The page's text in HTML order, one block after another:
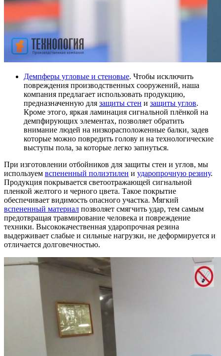
Демпферы угловые и стеновые. Чтобы исключить
повреждения производственных сооружений, наша
компания предлагает использовать продукцию,
предназначенную для защиты стен и защиты углов.
Кроме этого, яркая ламинация сигнальной плёнкой на
демпфирующих элементах, позволяет обратить
внимание людей на низкорасположенные балки, задев
которые можно повредить голову и на технологические
выступы пола, за которые легко запнуться.
При изготовлении отбойников для защиты стен и углов, мы
используем вспененный полиэтилен и ударопрочную резину.
Продукция покрывается светоотражающей сигнальной
пленкой желтого и черного цвета. Такое покрытие
обеспечивает видимость опасного участка. Мягкий
вспененный материал позволяет смягчить удар, тем самым
предотвращая травмирование человека и повреждение
техники. Высококачественная ударопрочная резина
выдерживает слабые и сильные нагрузки, не деформируется и
отличается долговечностью.